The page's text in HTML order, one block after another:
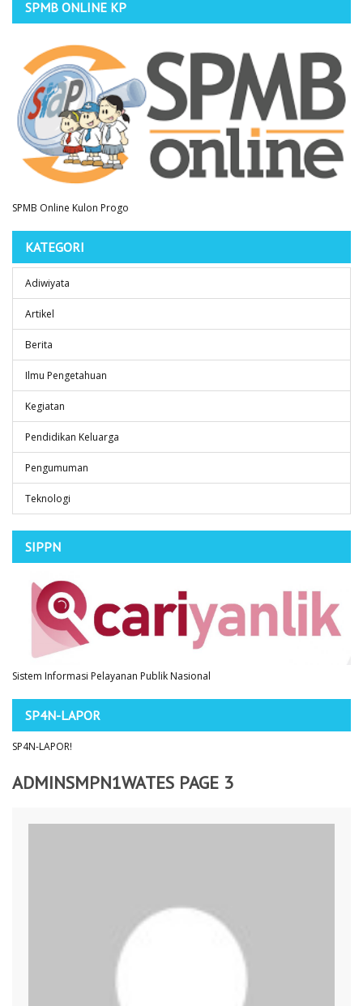
SPMB ONLINE KP
SPMB Online Kulon Progo
KATEGORI
Adiwiyata
Artikel
Berita
Ilmu Pengetahuan
Kegiatan
Pendidikan Keluarga
Pengumuman
Teknologi
SIPPN
Sistem Informasi Pelayanan Publik Nasional
SP4N-LAPOR
SP4N-LAPOR!
ADMINSMPN1WATES PAGE 3